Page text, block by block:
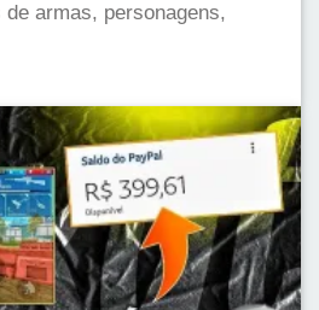
armas, personagens,